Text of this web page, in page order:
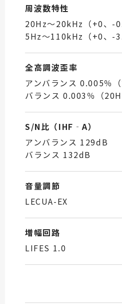
周波数特性
20Hz〜20kHz（+0、-
5Hz〜110kHz（+0、-
全高調波歪率
アンバランス 0.005％
バランス 0.003％（
S/N比（IHF‐A）
アンバランス 129dB
バランス 132dB
音量調節
LECUA-EX
増幅回路
LIFES 1.0